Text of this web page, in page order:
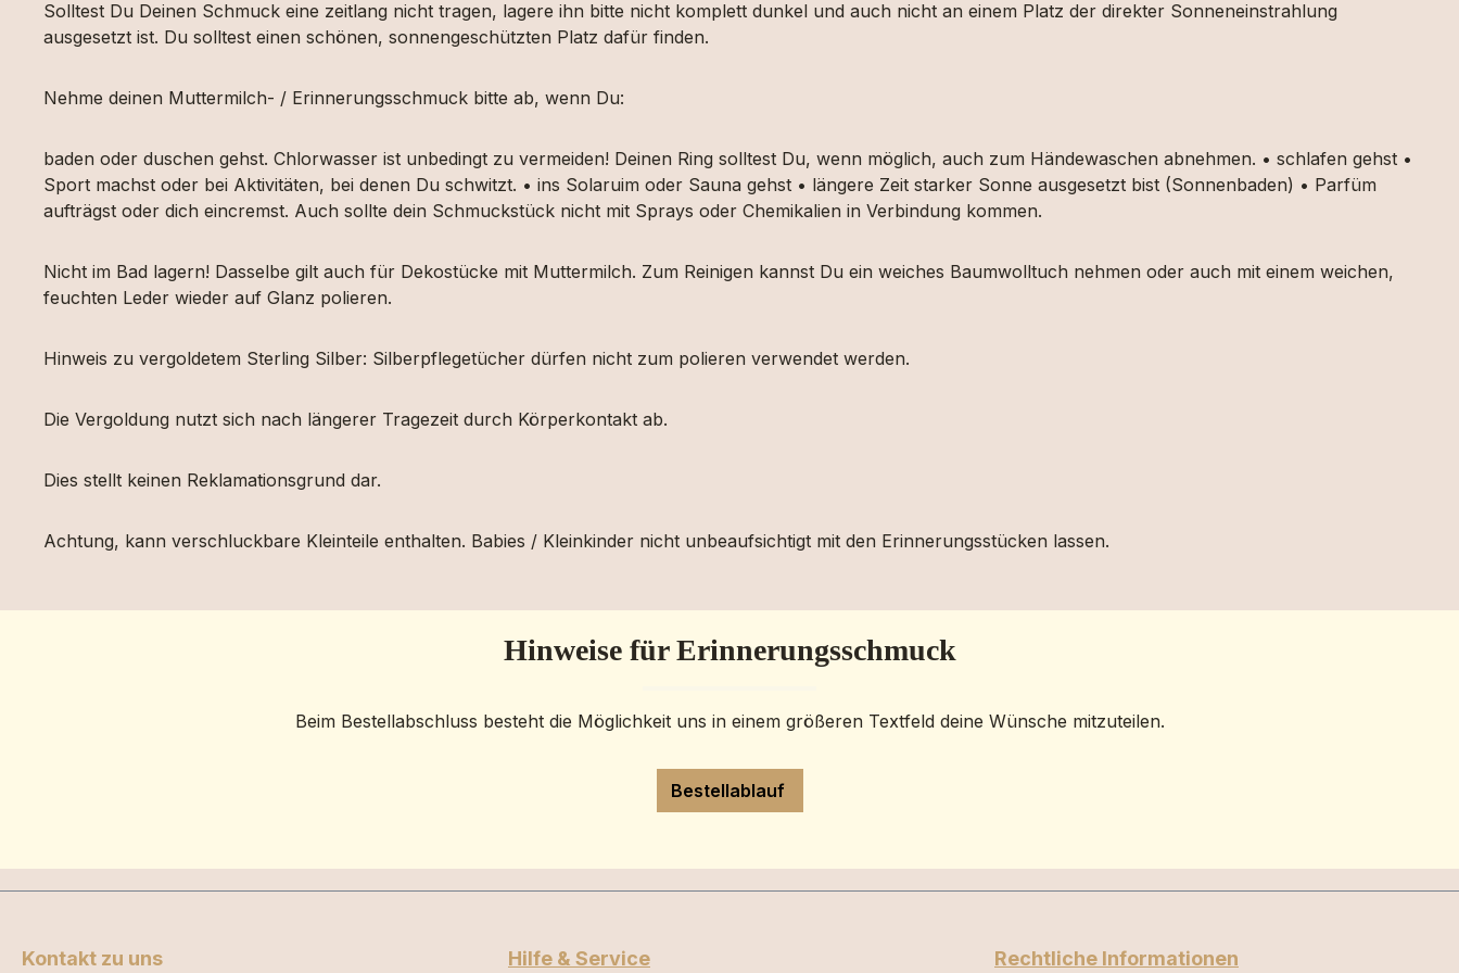
Solltest Du Deinen Schmuck eine zeitlang nicht tragen, lagere ihn bitte nicht komplett dunkel und auch nicht an einem Platz der direkter Sonneneinstrahlung
ausgesetzt ist. Du solltest einen schönen, sonnengeschützten Platz dafür finden.
Nehme deinen Muttermilch- / Erinnerungsschmuck bitte ab, wenn Du:
baden oder duschen gehst. Chlorwasser ist unbedingt zu vermeiden! Deinen Ring solltest Du, wenn möglich, auch zum Händewaschen abnehmen. • schlafen gehst •
Sport machst oder bei Aktivitäten, bei denen Du schwitzt. • ins Solaruim oder Sauna gehst • längere Zeit starker Sonne ausgesetzt bist (Sonnenbaden) • Parfüm
aufträgst oder dich eincremst. Auch sollte dein Schmuckstück nicht mit Sprays oder Chemikalien in Verbindung kommen.
Nicht im Bad lagern! Dasselbe gilt auch für Dekostücke mit Muttermilch. Zum Reinigen kannst Du ein weiches Baumwolltuch nehmen oder auch mit einem weichen,
feuchten Leder wieder auf Glanz polieren.
Hinweis zu vergoldetem Sterling Silber: Silberpflegetücher dürfen nicht zum polieren verwendet werden.
Die Vergoldung nutzt sich nach längerer Tragezeit durch Körperkontakt ab.
Dies stellt keinen Reklamationsgrund dar.
Achtung, kann verschluckbare Kleinteile enthalten. Babies / Kleinkinder nicht unbeaufsichtigt mit den Erinnerungsstücken lassen.
Hinweise für Erinnerungsschmuck
Beim Bestellabschluss besteht die Möglichkeit uns in einem größeren Textfeld deine Wünsche mitzuteilen.
Bestellablauf
Kontakt zu uns Hilfe & Service Rechtliche Informationen